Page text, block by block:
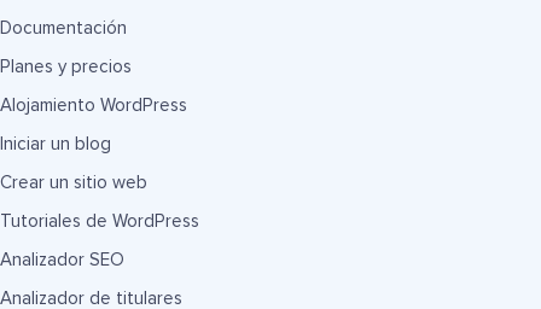
Documentación
Planes y precios
Alojamiento WordPress
Iniciar un blog
Crear un sitio web
Tutoriales de WordPress
Analizador SEO
Analizador de titulares